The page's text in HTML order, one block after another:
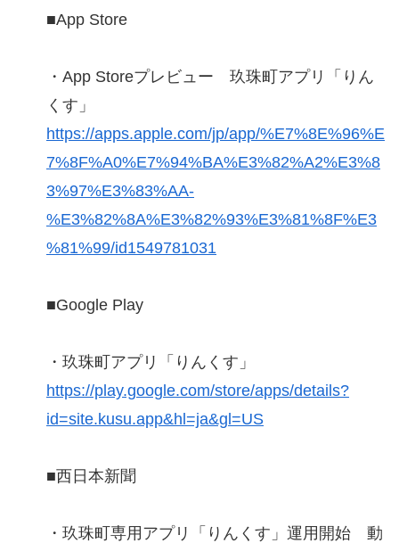
■App Store
・App Storeプレビュー 玖珠町アプリ「りん
くす」
https://apps.apple.com/jp/app/%E7%8E%96%E
7%8F%A0%E7%94%BA%E3%82%A2%E3%8
3%97%E3%83%AA-
%E3%82%8A%E3%82%93%E3%81%8F%E3
%81%99/id1549781031
■Google Play
・玖珠町アプリ「りんくす」
https://play.google.com/store/apps/details?
id=site.kusu.app&hl=ja&gl=US
■西日本新聞
・玖珠町専用アプリ「りんくす」運用開始 動